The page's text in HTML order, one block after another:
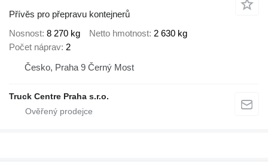
Přívěs pro přepravu kontejnerů
Nosnost 8 270 kg Netto hmotnost 2 630 kg
Počet náprav 2
Česko, Praha 9 Černý Most
Truck Centre Praha s.r.o.